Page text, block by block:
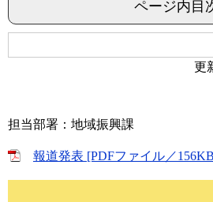
ページ内目
更
担当部署：地域振興課
報道発表 [PDFファイル／